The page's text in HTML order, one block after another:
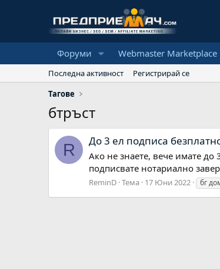
Форуми Webmaster Marketplace
Последна активност
Регистрирай се
Тагове
бтръст
R До 3 ел подписа
Ако не знаете, вече имате
подписвате нотариално
ReminD Тема 17 Юни 2022 бг